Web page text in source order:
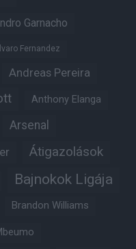
Garnacho
Fernandez
Andreas Pereira
Anthony Elanga
Arsenal
Átigazolások
Bajnokok Ligája
Brandon Williams